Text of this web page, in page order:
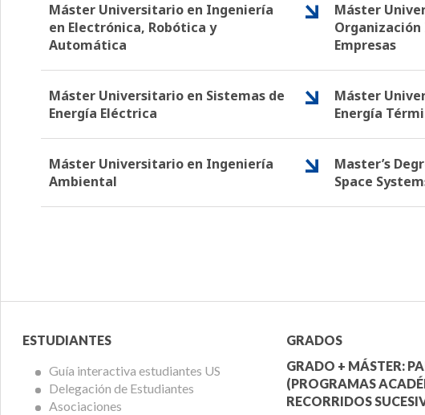
Máster Universitario en Ingeniería
en Electrónica, Robótica y
Automática
Máster
Empresas
Máster Universitario en Sistemas de
Energía Eléctrica
Máster
Energía
Máster Universitario en Ingeniería
Ambiental
Master’s
Space
Menú
Alumnos
ESTUDIANTES
Guía interactiva estudiantes US
Delegación de Estudiantes
Asociaciones
Menú
Oferta
Académica
GRADOS
GRADO + MÁSTER:
(PROGRAMAS
RECORRIDOS